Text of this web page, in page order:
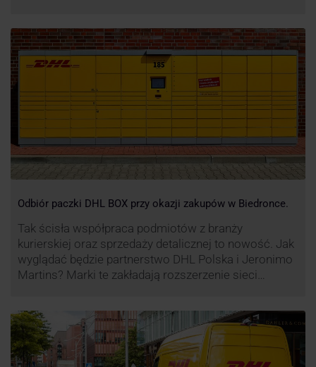
oszukać cyberprzestępcom, którzy próbują
wykorzystać problemy przedsiębiorstw działających
w branży kurierskiej?
Odbiór paczki DHL BOX przy okazji zakupów w Biedronce.
Tak ścisła współpraca podmiotów z branży
kurierskiej oraz sprzedaży detalicznej to nowość. Jak
wyglądać będzie partnerstwo DHL Polska i Jeronimo
Martins? Marki te zakładają rozszerzenie sieci